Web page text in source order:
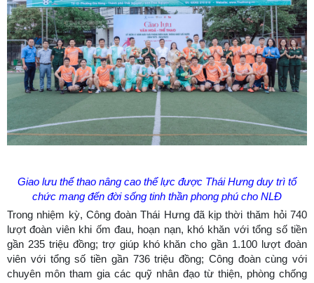
Giao lưu thể thao nâng cao thể lực được Thái Hưng duy trì tổ
chức mang đến đời sống tinh thần phong phú cho NLĐ
Trong nhiệm kỳ, Công đoàn Thái Hưng đã kịp thời thăm hỏi 740
lượt đoàn viên khi ốm đau, hoạn nạn, khó khăn với tổng số tiền
gần 235 triệu đồng; trợ giúp khó khăn cho gần 1.100 lượt đoàn
viên với tổng số tiền gần 736 triệu đồng; Công đoàn cùng với
chuyên môn tham gia các quỹ nhân đạo từ thiện, phòng chống